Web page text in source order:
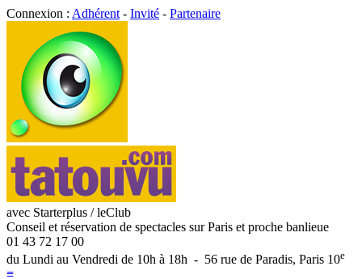
Connexion : Adhérent - Invité - Partenaire
avec Starterplus / leClub
Conseil et réservation de spectacles sur Paris et proche banlieue
01 43 72 17 00
du Lundi au Vendredi de 10h à 18h - 56 rue de Paradis, Paris 10e
≡